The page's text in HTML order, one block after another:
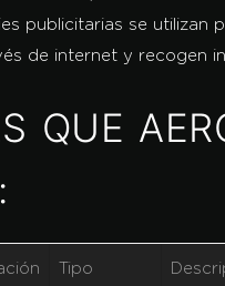
publicitarias se utilizan
de internet y recogen
QUE
Tipo